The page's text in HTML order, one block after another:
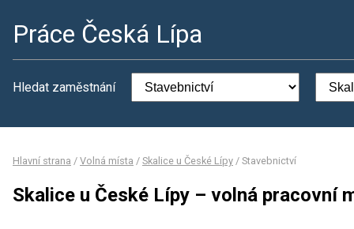
Práce Česká Lípa
Hledat zaměstnání
Hlavní strana / Volná místa / Skalice u České Lípy / Stavebnictví
Skalice u České Lípy – volná pracovní